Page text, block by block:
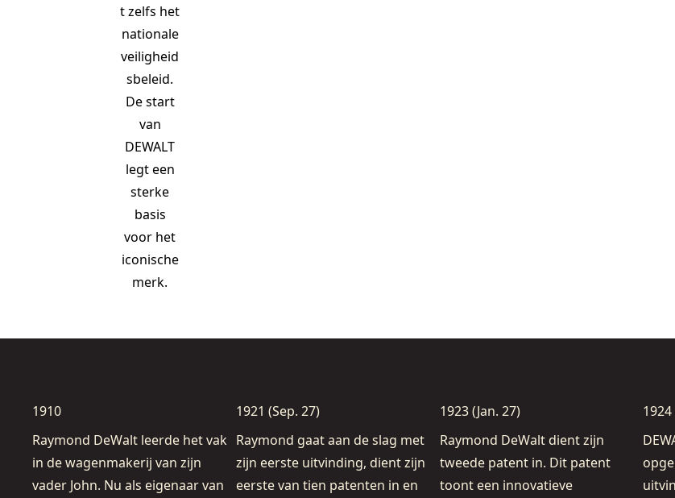
t zelfs het
nationale
veiligheid
sbeleid.
De start
van
DEWALT
legt een
sterke
basis
voor het
iconische
merk.
1910
Raymond DeWalt leerde het vak
in de wagenmakerij van zijn
vader John. Nu als eigenaar van
1921 (Sep. 27)
Raymond gaat aan de slag met
zijn eerste uitvinding, dient zijn
eerste van tien patenten in en
1923 (Jan. 27)
Raymond DeWalt dient zijn
tweede patent in. Dit patent
toont een innovatieve